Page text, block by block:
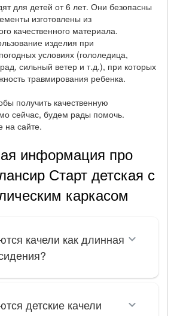
для детей от 6 лет. Они безопасны
изготовлены из
качественного материала.
изделия при
условиях (гололедица,
сильный ветер и т.д.), при которых
травмирования ребенка.
получить качественную
сейчас, будем рады помочь.
сайте.
информация про
Старт детская с
каркасом
качели как длинная
детские качели